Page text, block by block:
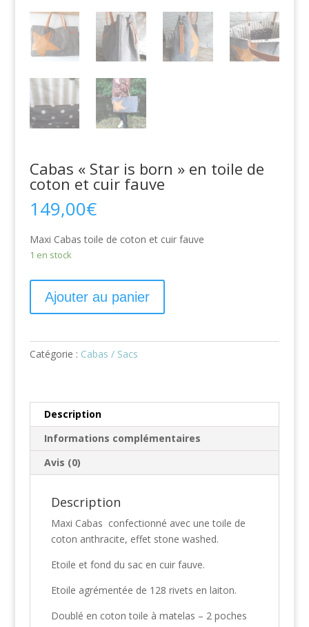
Cabas « Star is born » en toile de
coton et cuir fauve
149,00€
Maxi Cabas toile de coton et cuir fauve
1 en stock
Ajouter au panier
Catégorie : Cabas / Sacs
Description
Informations complémentaires
Avis (0)
Description
Maxi Cabas confectionné avec une toile de
coton anthracite, effet stone washed.
Etoile et fond du sac en cuir fauve.
Etoile agrémentée de 128 rivets en laiton.
Doublé en coton toile à matelas – 2 poches